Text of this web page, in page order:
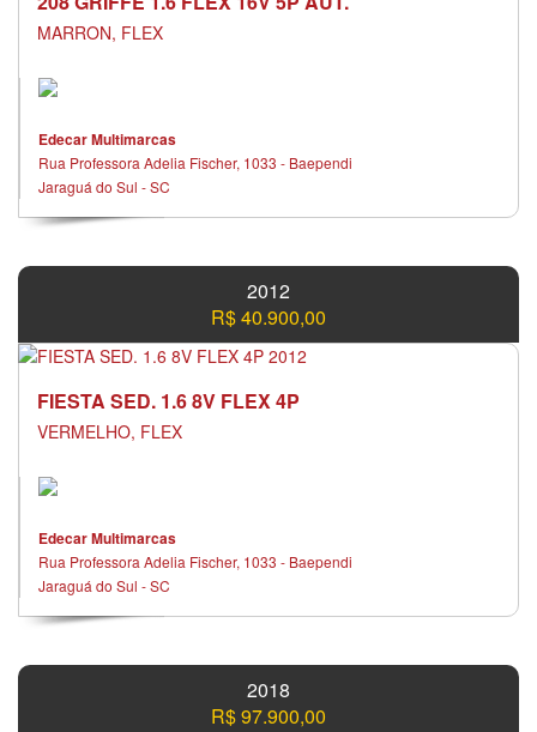
MARRON, FLEX
Edecar Multimarcas
Rua Professora Adelia Fischer, 1033 - Baependi
Jaraguá do Sul - SC
2012
R$ 40.900,00
FIESTA SED. 1.6 8V FLEX 4P
VERMELHO, FLEX
Edecar Multimarcas
Rua Professora Adelia Fischer, 1033 - Baependi
Jaraguá do Sul - SC
2018
R$ 97.900,00